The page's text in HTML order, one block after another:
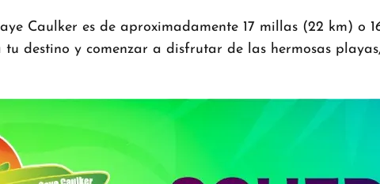
Caulker es de aproximadamente 17 millas (22 km) o
destino y comenzar a disfrutar de las hermosas